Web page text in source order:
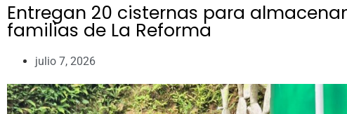
Entregan 20 cisternas para
familias de La Reforma
julio 7, 2026